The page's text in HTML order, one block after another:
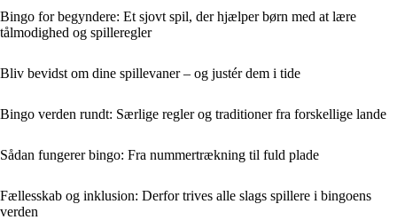
Bingo for begyndere: Et sjovt spil, der hjælper børn med at lære
tålmodighed og spilleregler
Bliv bevidst om dine spillevaner – og justér dem i tide
Bingo verden rundt: Særlige regler og traditioner fra forskellige lande
Sådan fungerer bingo: Fra nummertrækning til fuld plade
Fællesskab og inklusion: Derfor trives alle slags spillere i bingoens
verden